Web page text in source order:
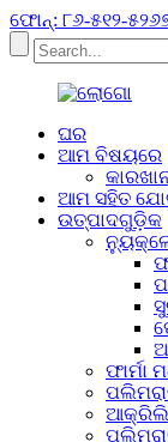
ଫୋନ୍: ୮୬-୫୧୨-
ଘର
ଆମ ବିଷୟରେ
ଆମ ସହିତ
ଉତ୍ପାଦଗୁଡ଼ିକ
ଫାର୍ମା